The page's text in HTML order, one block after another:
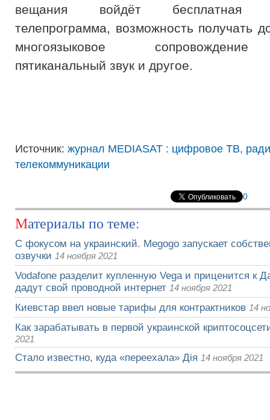
вещания войдёт бесплатная
телепрограмма, возможность получать
многоязыковое
пятиканальный звук и другое.
Источник: журнал MEDIASAT : цифровое ТВ,
телекоммуникации
0
Материалы по теме:
С фокусом на украинский. Megogo запускает
озвучки 14 ноября 2021
Vodafone разделит купленную Vega и приценится к
дадут свой проводной интернет 14 ноября 2021
Киевстар ввел новые тарифы для контрактников 14
Как зарабатывать в первой украинской
2021
Стало известно, куда «переехала» Дія 14 ноября 2021